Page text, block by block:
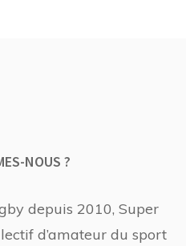
NOUS ?
depuis 2010, Super
d’amateur du sport